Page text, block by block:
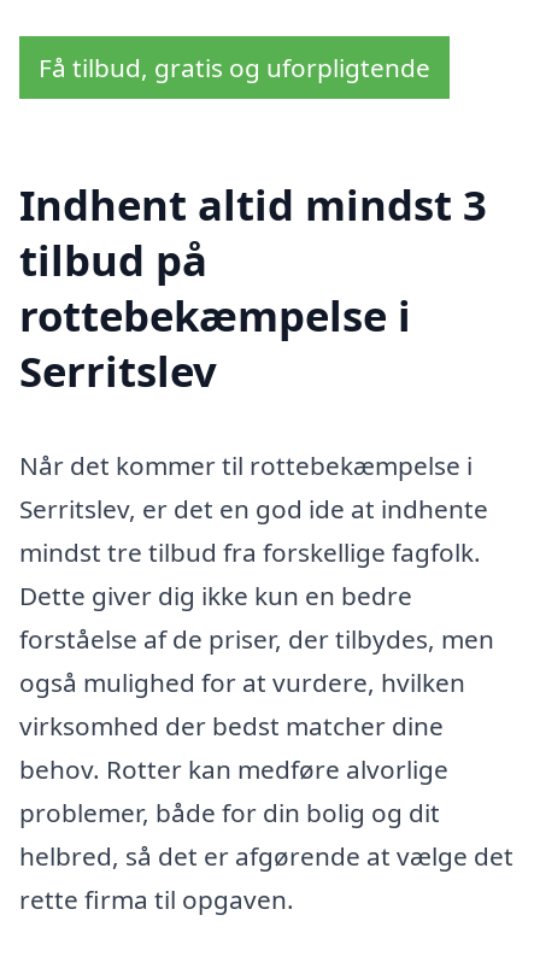
Få tilbud, gratis og uforpligtende
Indhent altid mindst 3
tilbud på
rottebekæmpelse i
Serritslev
Når det kommer til rottebekæmpelse i
Serritslev, er det en god ide at indhente
mindst tre tilbud fra forskellige fagfolk.
Dette giver dig ikke kun en bedre
forståelse af de priser, der tilbydes, men
også mulighed for at vurdere, hvilken
virksomhed der bedst matcher dine
behov. Rotter kan medføre alvorlige
problemer, både for din bolig og dit
helbred, så det er afgørende at vælge det
rette firma til opgaven.